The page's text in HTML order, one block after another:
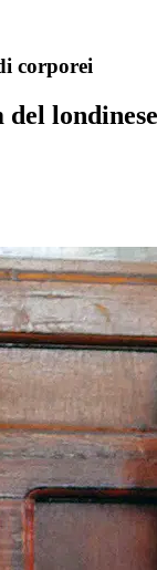
corporei
del